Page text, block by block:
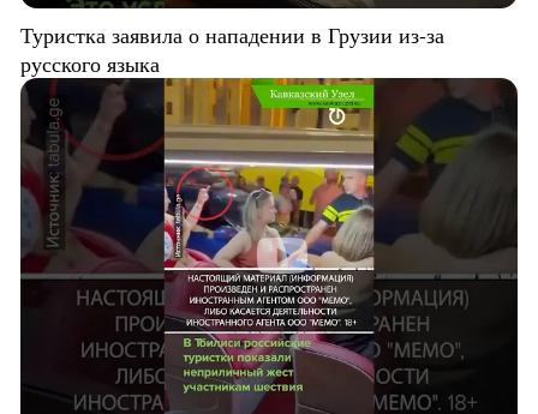
Туристка заявила о нападении в Грузии из-за
русского языка